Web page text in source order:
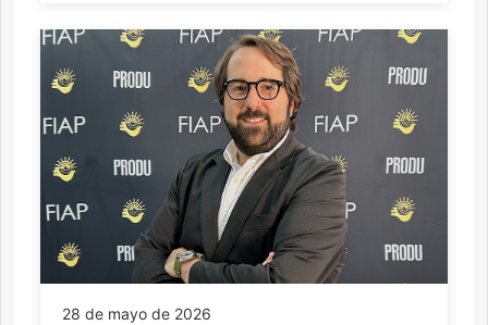
28 de mayo de 2026